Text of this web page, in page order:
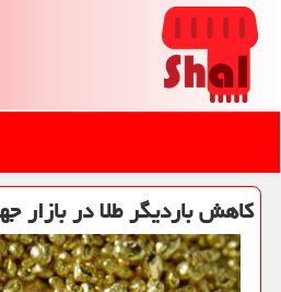
كاهش باردیگر طلا در بازار